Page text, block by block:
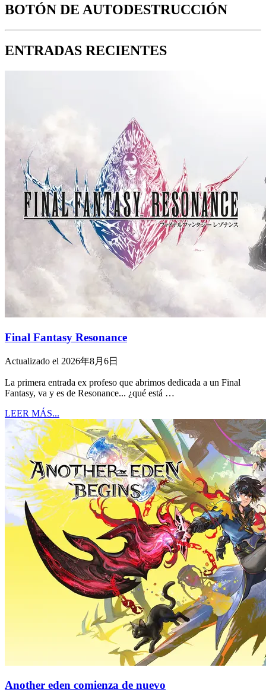
BOTÓN DE AUTODESTRUCCIÓN
ENTRADAS RECIENTES
Final Fantasy Resonance
Actualizado el 2026年8月6日
La primera entrada ex profeso que abrimos dedicada a un Final
Fantasy, va y es de Resonance... ¿qué está …
LEER MÁS...
Another eden comienza de nuevo